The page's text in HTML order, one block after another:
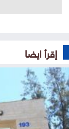
إقرأ ايضا